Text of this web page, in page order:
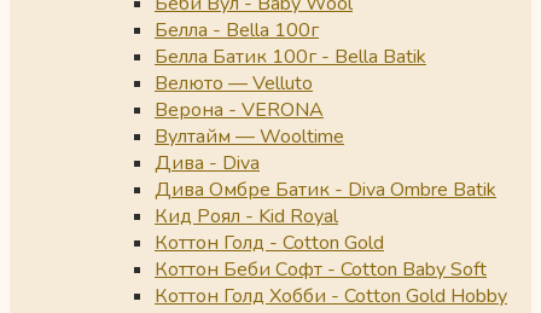
Белла - Bella 100г
Белла Батик 100г - Bella Batik
Велюто — Velluto
Верона - VERONA
Вултайм — Wooltime
Дива - Diva
Дива Омбре Батик - Diva Ombre Batik
Кид Роял - Kid Royal
Коттон Голд - Cotton Gold
Коттон Беби Софт - Cotton Baby Soft
Коттон Голд Хобби - Cotton Gold Hobby